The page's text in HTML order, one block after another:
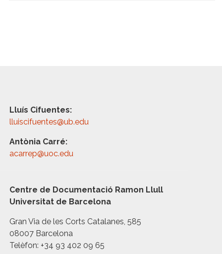
Lluís Cifuentes:
lluiscifuentes@ub.edu
Antònia Carré:
acarrep@uoc.edu
Centre de Documentació Ramon Llull
Universitat de Barcelona
Gran Via de les Corts Catalanes, 585
08007 Barcelona
Telèfon: +34 93 402 09 65